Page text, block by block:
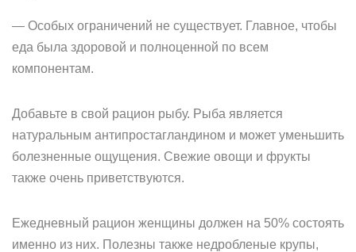
— Особых ограничений не существует. Главное, чтобы
еда была здоровой и полноценной по всем
компонентам.
Добавьте в свой рацион рыбу. Рыба является
натуральным антипростагландином и может уменьшить
болезненные ощущения. Свежие овощи и фрукты
также очень приветствуются.
Ежедневный рацион женщины должен на 50% состоять
именно из них. Полезны также недробленые крупы,